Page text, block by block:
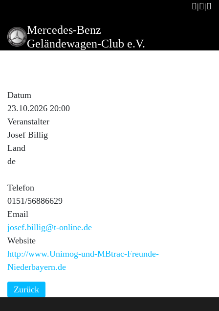
Mercedes-Benz
Geländewagen-Club e.V.
Datum
23.10.2026 20:00
Veranstalter
Josef Billig
Land
de
Telefon
0151/56886629
Email
josef.billig@t-online.de
Website
http://www.Unimog-und-MBtrac-Freunde-
Niederbayern.de
Zurück